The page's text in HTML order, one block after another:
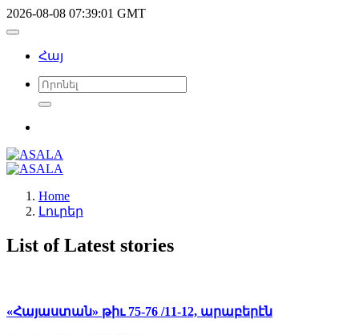
2026-08-08 07:39:01 GMT
Հայ
Home
Լուրեր
List of Latest stories
«Հայաստան» թիւ 75-76 /11-12, արաբերէն